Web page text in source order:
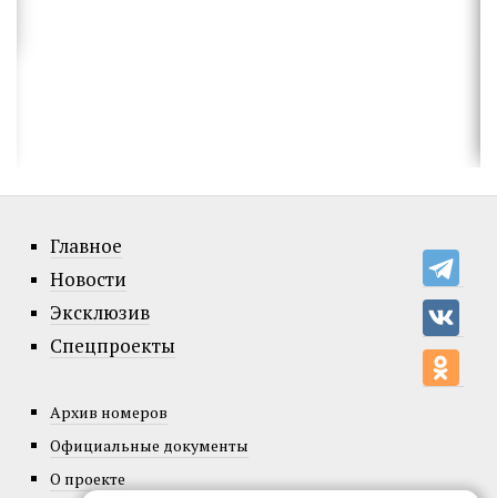
Главное
Новости
Эксклюзив
Спецпроекты
Архив номеров
Официальные документы
О проекте